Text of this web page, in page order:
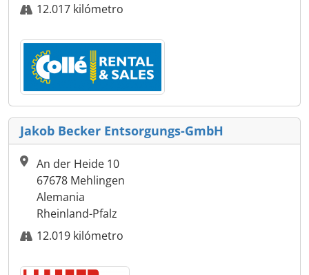
12.017 kilómetro
Jakob Becker Entsorgungs-GmbH
An der Heide 10
67678 Mehlingen
Alemania
Rheinland-Pfalz
12.019 kilómetro